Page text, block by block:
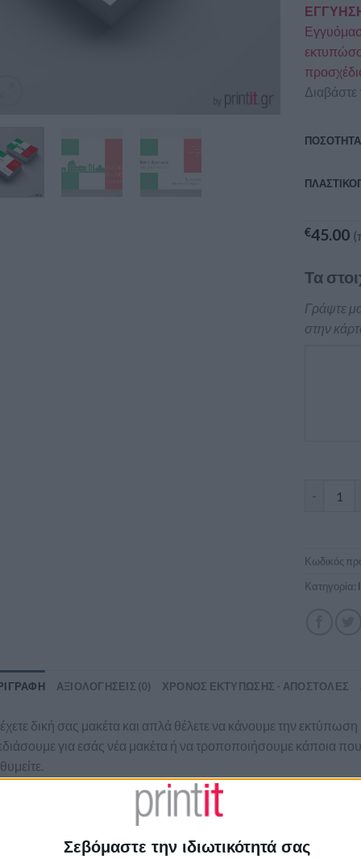
Σεβόμαστε την ιδιωτικότητά σας
Διαβάστε
ΠΟΣΟΤΗΤΑ
€45.00
Τα
Γράψτε
στην
Κάρτα
Κωδικός
Κατηγορία:
ΑΞΙΟΛΟΓΉΣΕΙΣ (0) ΧΡΟΝΟΣ ΕΚΤΥΠΩΣΗΣ - ΑΠΟΣΤΟΛΕΣ
δική σας μακέτα και απλά θέλετε να κάνουμε την εκτύπωση
για εσάς νέα μακέτα ή να τροποποιήσουμε κάποια
επαγγελματικές κάρτες καθηγητών Ιταλικών
Συνδυάστε τηνεπαγγελματική κάρτα επιστολόχαρτα